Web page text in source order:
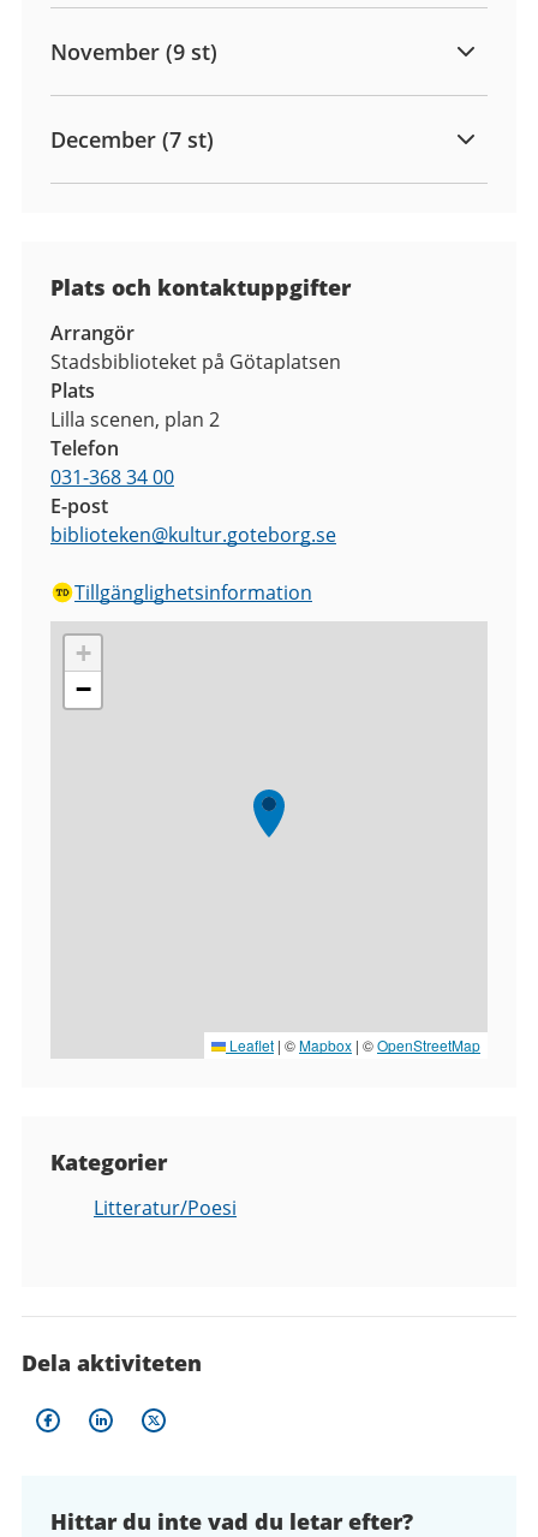
November (9 st)
December (7 st)
Plats och kontaktuppgifter
Arrangör
Stadsbiblioteket på Götaplatsen
Plats
Lilla scenen, plan 2
Telefon
031-368 34 00
E-post
biblioteken@kultur.goteborg.se
Tillgänglighetsinformation
+
−
Leaflet | ©Mapbox | ©OpenStreetMap
Kategorier
Litteratur/Poesi
Dela aktiviteten
Hittar du inte vad du letar efter?